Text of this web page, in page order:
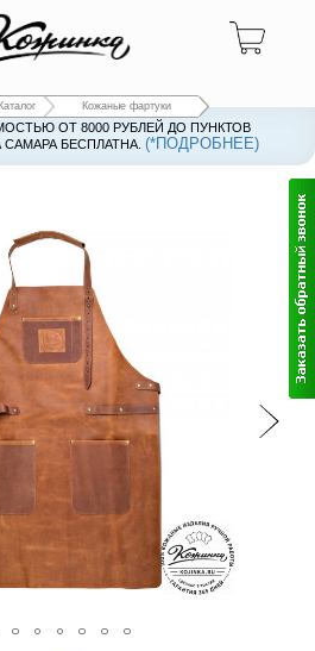
Каталог Кожаные фартуки
ОТ 8000 РУБЛЕЙ ДО ПУНКТОВ
БЕСПЛАТНА. (*ПОДРОБНЕЕ)